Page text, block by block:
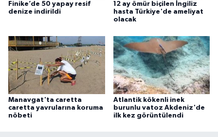
Finike’de 50 yapay resif
denize indirildi
12 ay ömür biçilen İngiliz
hasta Türkiye'de ameliyat
olacak
Manavgat'ta caretta
caretta yavrularına koruma
nöbeti
Atlantik kökenli inek
burunlu vatoz Akdeniz'de
ilk kez görüntülendi